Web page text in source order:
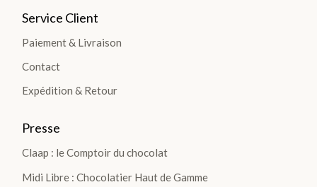
TABLETTES
Les
Blanc
Service Client
Paiement & Livraison
Contact
Expédition & Retour
Presse
Claap : le Comptoir du chocolat
Midi Libre : Chocolatier Haut de Gamme